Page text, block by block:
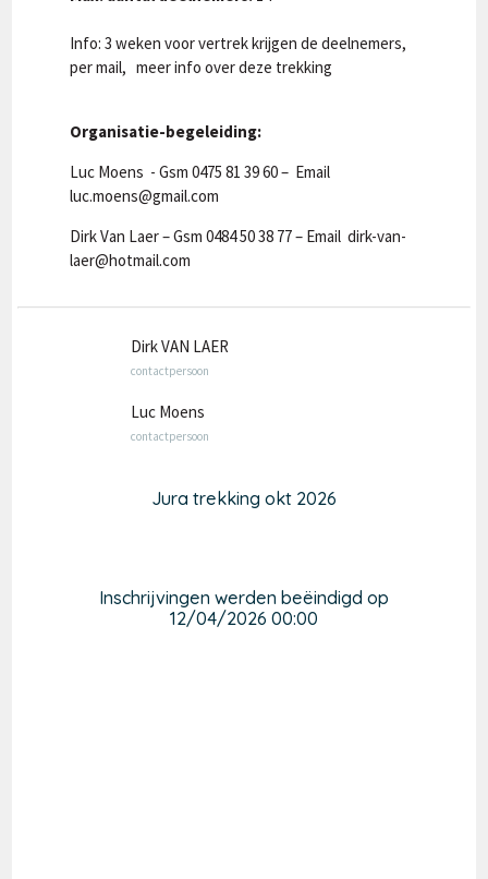
Info: 3 weken voor vertrek krijgen de deelnemers,
per mail, meer info over deze trekking
Organisatie-begeleiding:
Luc Moens - Gsm 0475 81 39 60 – Email
luc.moens@gmail.com
Dirk Van Laer – Gsm 0484 50 38 77 – Email dirk-van-
laer@hotmail.com
Dirk VAN LAER
contactpersoon
Luc Moens
contactpersoon